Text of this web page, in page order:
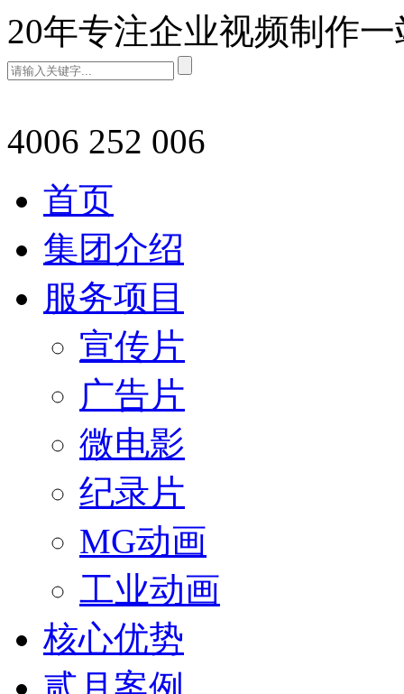
20年专注企业视频制作
4006 252 006
首页
集团介绍
服务项目
宣传片
广告片
微电影
纪录片
MG动画
工业动画
核心优势